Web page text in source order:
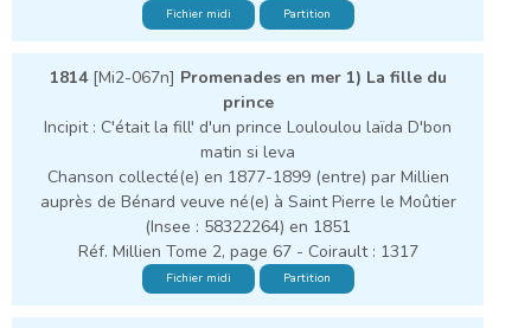
Fichier midi Partition
1814[Mi2-067n] Promenades en mer 1) La fille du
prince
Incipit : C'était la fill' d'un prince Louloulou laïda D'bon
matin si leva
Chanson collecté(e) en 1877-1899 (entre) par Millien
auprès de Bénard veuve né(e) à Saint Pierre le Moûtier
(Insee : 58322264) en 1851
Réf. Millien Tome 2, page 67 - Coirault : 1317
Fichier midi Partition